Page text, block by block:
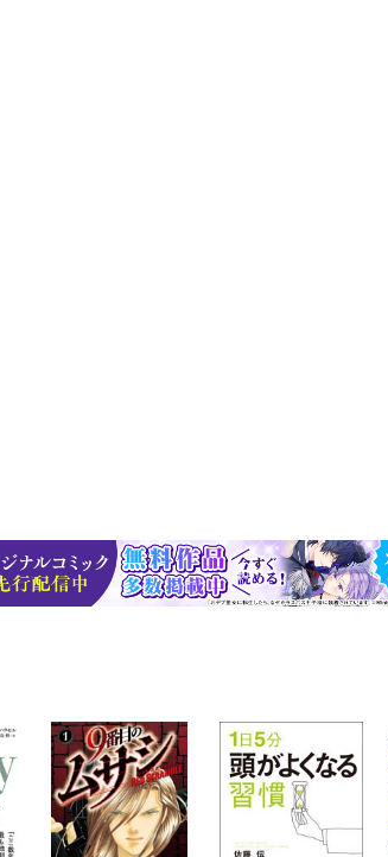
すための今日から始める快眠生活術